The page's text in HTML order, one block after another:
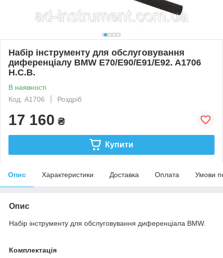
Набір інструменту для обслуговування
диференціалу BMW E70/E90/E91/E92. A1706
H.C.B.
В наявності
Код: A1706
Роздріб
17 160 ₴
Купити
Опис Характеристики Доставка Оплата Умови
Опис
Набір інструменту для обслуговування диференціала BMW.
Комплектація